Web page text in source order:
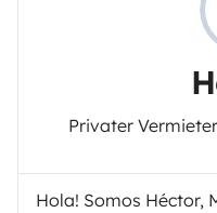
Privater
Hola! Somos Héctor,